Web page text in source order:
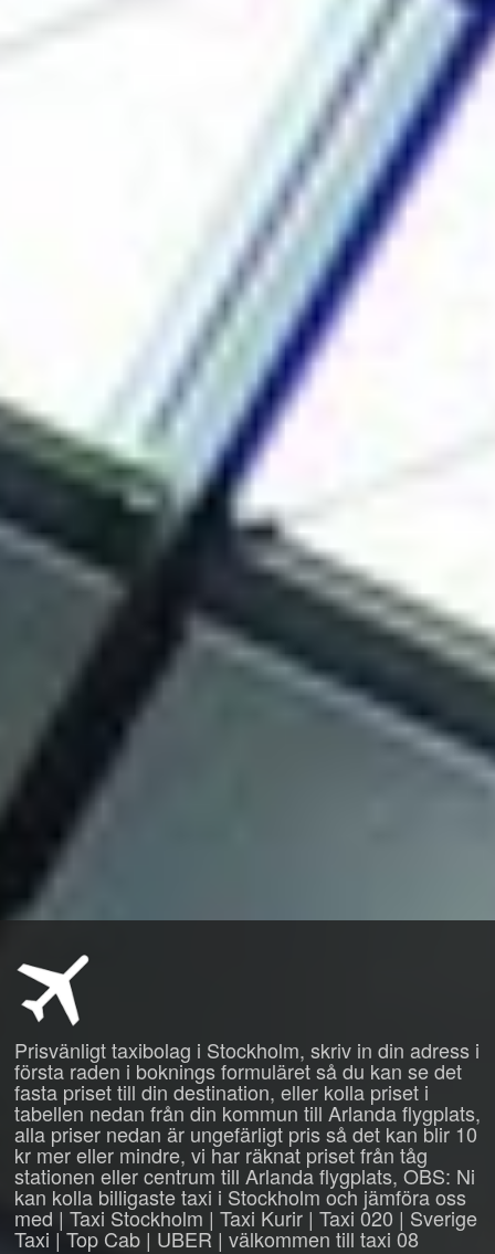
Prisvänligt taxibolag i Stockholm, skriv in din adress i
första raden i boknings formuläret så du kan se det
fasta priset till din destination, eller kolla priset i
tabellen nedan från din kommun till Arlanda flygplats,
alla priser nedan är ungefärligt pris så det kan blir 10
kr mer eller mindre, vi har räknat priset från tåg
stationen eller centrum till Arlanda flygplats, OBS: Ni
kan kolla billigaste taxi i Stockholm och jämföra oss
med | Taxi Stockholm | Taxi Kurir | Taxi 020 | Sverige
Taxi | Top Cab | UBER | välkommen till taxi 08